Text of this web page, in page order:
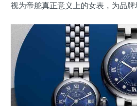
视为帝舵真正意义上的女表，为品牌